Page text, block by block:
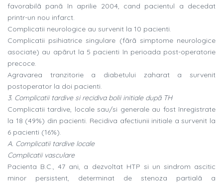
favorabilã panã în aprilie 2004, cand pacientul a decedat
printr-un nou infarct.
Complicatii neurologice au survenit la 10 pacienti.
Complicatii psihiatrice singulare (fãrã simptome neurologice
asociate) au apãrut la 5 pacienti în perioada post-operatorie
precoce.
Agravarea tranzitorie a diabetului zaharat a survenit
postoperator la doi pacienti.
3. Complicatii tardive si recidiva bolii initiale dupã TH
Complicatii tardive, locale sau/si generale au fost înregistrate
la 18 (49%) din pacienti. Recidiva afectiunii initiale a survenit la
6 pacienti (16%).
A. Complicatii tardive locale
Complicatii vasculare
Pacienta B.C., 47 ani, a dezvoltat HTP si un sindrom ascitic
minor persistent, determinat de stenoza partialã a